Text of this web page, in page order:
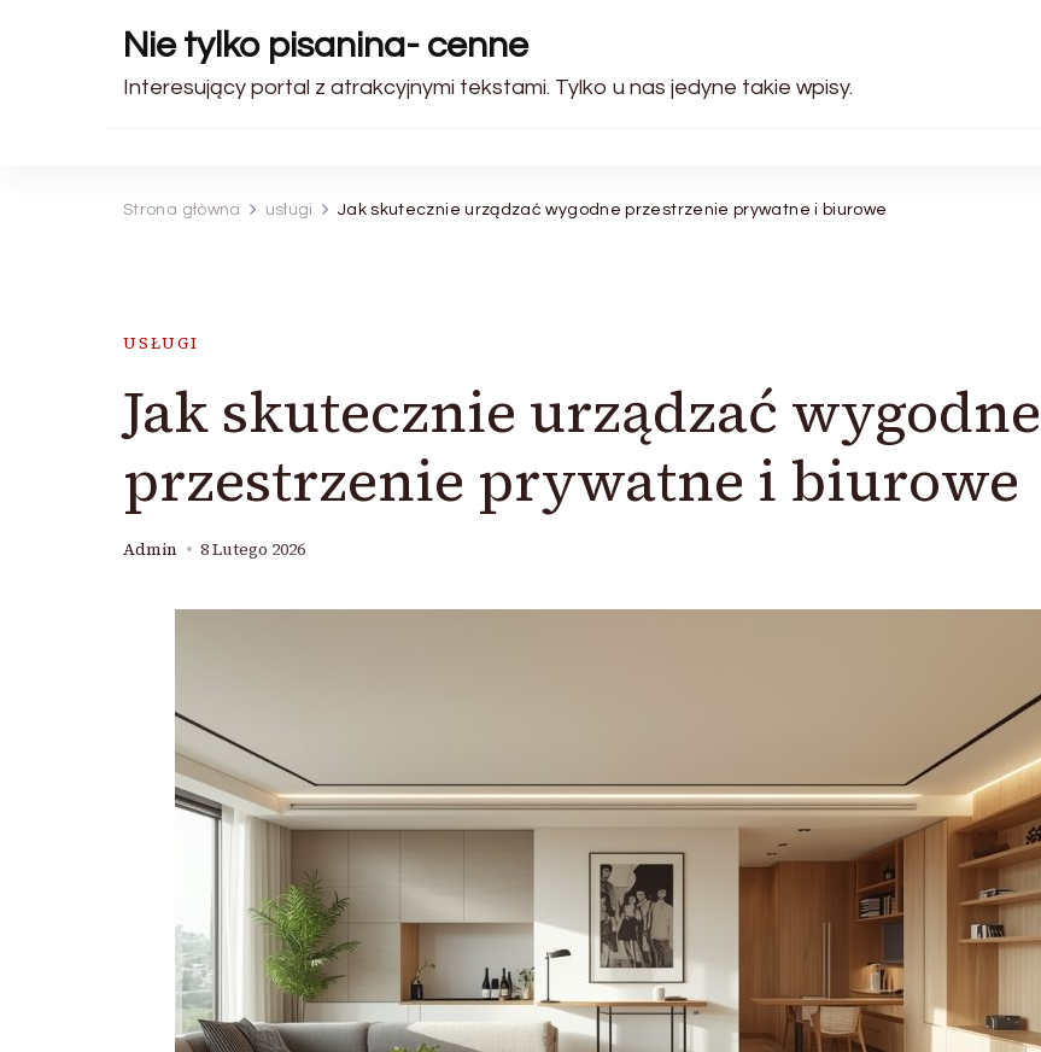
Nie tylko pisanina- cenne
Interesujący portal z atrakcyjnymi tekstami. Tylko u nas jedyne takie wpisy.
Strona główna usługi Jak skutecznie urządzać wygodne przestrzenie prywatne i biurowe
USŁUGI
Jak skutecznie urządzać wygodne
przestrzenie prywatne i biurowe
Admin 8 Lutego 2026